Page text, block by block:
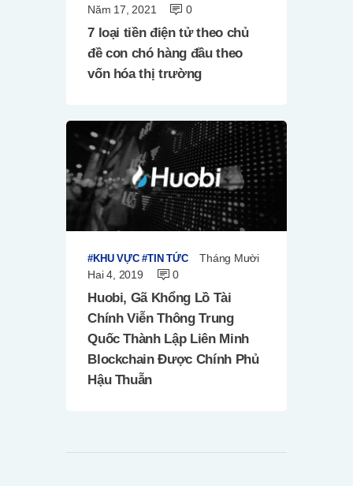
Năm 17, 2021
0
7 loại tiền điện tử theo chủ
đề con chó hàng đầu theo
vốn hóa thị trường
KHU VỰC TIN TỨC
Tháng Mười
Hai 4, 2019
0
Huobi, Gã Khổng Lồ Tài
Chính Viễn Thông Trung
Quốc Thành Lập Liên Minh
Blockchain Được Chính Phủ
Hậu Thuẫn